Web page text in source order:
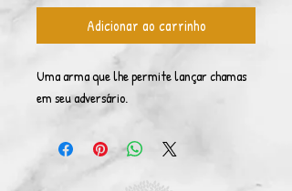
Adicionar ao carrinho
Uma arma que lhe permite lançar chamas
em seu adversário.